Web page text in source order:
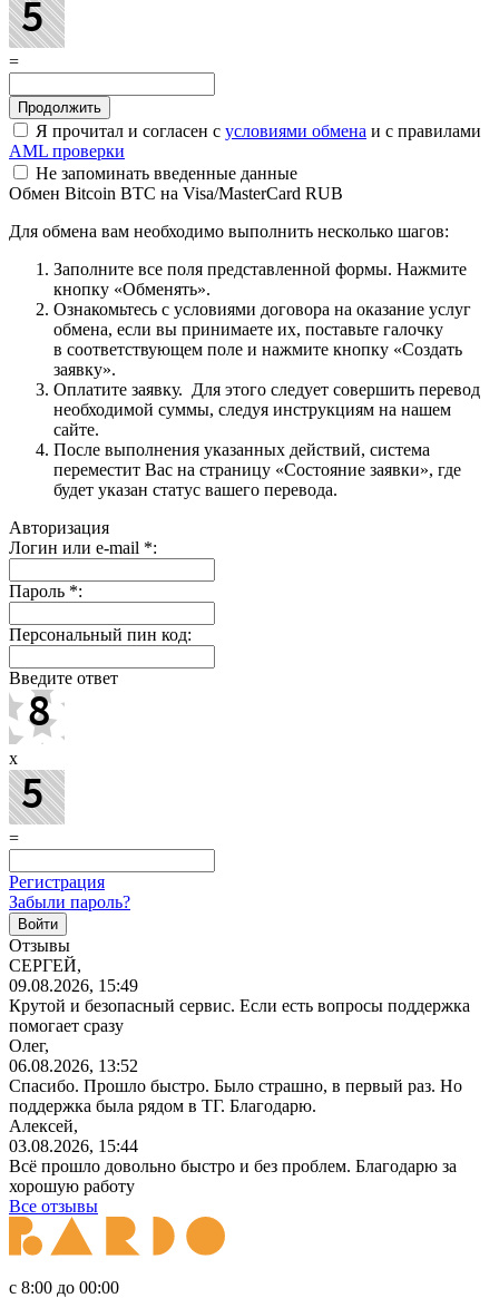
=
Я прочитал и согласен с условиями обмена и с правилами
AML проверки
Не запоминать введенные данные
Обмен Bitcoin BTC на Visa/MasterCard RUB
Для обмена вам необходимо выполнить несколько шагов:
Заполните все поля представленной формы. Нажмите
кнопку «Обменять».
Ознакомьтесь с условиями договора на оказание услуг
обмена, если вы принимаете их, поставьте галочку
в соответствующем поле и нажмите кнопку «Создать
заявку».
Оплатите заявку. Для этого следует совершить перевод
необходимой суммы, следуя инструкциям на нашем
сайте.
После выполнения указанных действий, система
переместит Вас на страницу «Состояние заявки», где
будет указан статус вашего перевода.
Авторизация
Логин или e-mail *:
Пароль *:
Персональный пин код:
Введите ответ
x
=
Регистрация
Забыли пароль?
Отзывы
СЕРГЕЙ,
09.08.2026, 15:49
Крутой и безопасный сервис. Если есть вопросы поддержка
помогает сразу
Олег,
06.08.2026, 13:52
Спасибо. Прошло быстро. Было страшно, в первый раз. Но
поддержка была рядом в ТГ. Благодарю.
Алексей,
03.08.2026, 15:44
Всё прошло довольно быстро и без проблем. Благодарю за
хорошую работу
Все отзывы
с 8:00 до 00:00